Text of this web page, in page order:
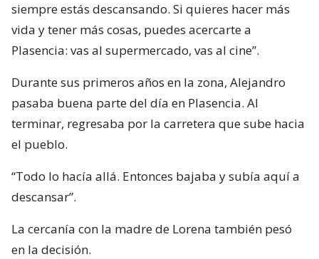
siempre estás descansando. Si quieres hacer más
vida y tener más cosas, puedes acercarte a
Plasencia: vas al supermercado, vas al cine”.
Durante sus primeros años en la zona, Alejandro
pasaba buena parte del día en Plasencia. Al
terminar, regresaba por la carretera que sube hacia
el pueblo.
“Todo lo hacía allá. Entonces bajaba y subía aquí a
descansar”.
La cercanía con la madre de Lorena también pesó
en la decisión.